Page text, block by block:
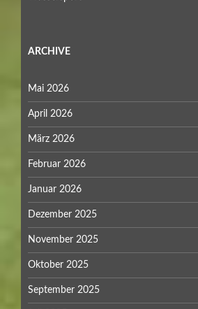
ARCHIVE
Mai 2026
April 2026
März 2026
Februar 2026
Januar 2026
Dezember 2025
November 2025
Oktober 2025
September 2025